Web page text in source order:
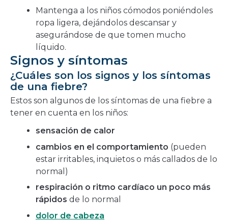
Mantenga a los niños cómodos poniéndoles
ropa ligera, dejándolos descansar y
asegurándose de que tomen mucho
líquido.
Signos y síntomas
¿Cuáles son los signos y los síntomas
de una fiebre?
Estos son algunos de los síntomas de una fiebre a
tener en cuenta en los niños:
sensación de calor
cambios en el comportamiento (pueden
estar irritables, inquietos o más callados de lo
normal)
respiración o ritmo cardíaco un poco más
rápidos de lo normal
dolor de cabeza